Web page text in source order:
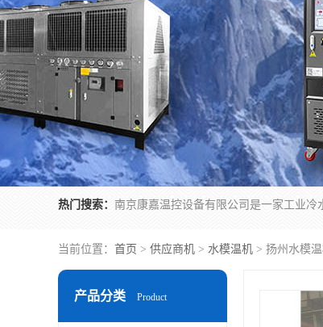
热门搜索：
当前位置： 首页 > 供应商机 > 水模温机 > 扬州水模
产品分类 Product